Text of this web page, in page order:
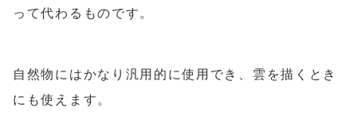
って代わるものです。
自然物にはかなり汎用的に使用でき、雲を描くとき
にも使えます。